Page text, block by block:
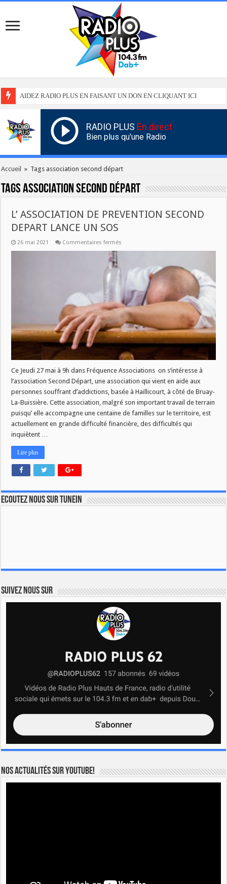
AIDEZ RADIO PLUS EN FAISANT UN DON EN CLIQUANT ICI
RADIO PLUS En direct
Bien plus qu'une Radio
Accueil » Tags association second départ
Tagsassociation second départ
L’ ASSOCIATION DE PREVENTION SECOND
DEPART LANCE UN SOS
26 mai 2021 Commentaires fermés
PREVENTION
LANCE
UN
SOS
Ce Jeudi 27 mai à 9h dans Fréquence Associations on s’intéresse à
l’association Second Départ, une association qui vient en aide aux
personnes souffrant d’addictions, basée à Haillicourt, à côté de Bruay-
La-Buissière. Cette association, malgré son important travail de terrain
puisqu’ elle accompagne une centaine de familles sur le territoire, est
actuellement en grande difficulté financière, des difficultés qui
inquiètent …
Lire plus
Ecoutez nous sur TuneIn
Suivez nous sur
Nos actualités sur YOUTUBE!